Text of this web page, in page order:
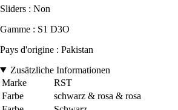
Sliders : Non
Gamme : S1 D3O
Pays d'origine : Pakistan
Zusätzliche Informationen
Marke
RST
Farbe
schwarz & rosa & rosa